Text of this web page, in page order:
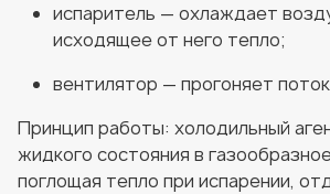
испаритель — охлаждает
исходящее от него тепло;
вентилятор — прогоняет
Принцип работы: холодильный
жидкого состояния в
поглощая тепло при испарении,